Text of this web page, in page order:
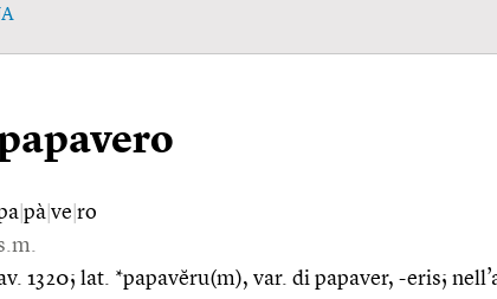
pà ve ro
1320; lat. *papavĕru(m), var. di papaver, -eris;